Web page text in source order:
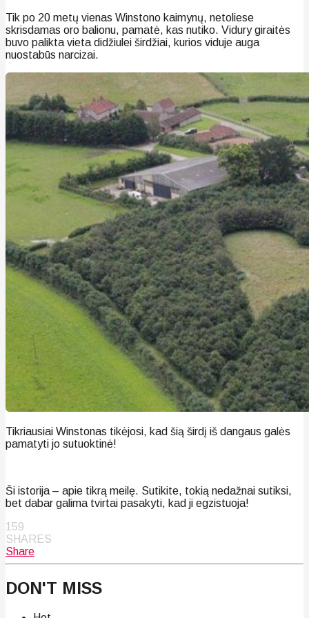
Tik po 20 metų vienas Winstono kaimynų, netoliese
skrisdamas oro balionu, pamatė, kas nutiko. Vidury giraitės
buvo palikta vieta didžiulei širdžiai, kurios viduje auga
nuostabūs narcizai.
Tikriausiai Winstonas tikėjosi, kad šią širdį iš dangaus galės
pamatyti jo sutuoktinė!
Ši istorija – apie tikrą meilę. Sutikite, tokią nedažnai sutiksi,
bet dabar galima tvirtai pasakyti, kad ji egzistuoja!
159
SHARES
Share
DON'T MISS